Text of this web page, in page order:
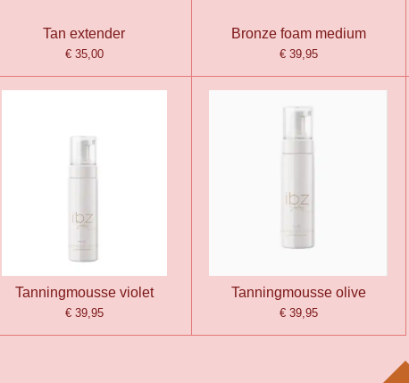
Tan extender
€ 35,00
Bronze foam medium
€ 39,95
Tanningmousse violet
€ 39,95
Tanningmousse olive
€ 39,95